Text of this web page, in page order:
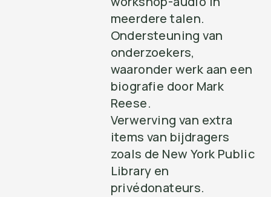
meerdere talen.
Ondersteuning van
onderzoekers,
waaronder werk aan een
biografie door Mark
Reese.
Verwerving van extra
items van bijdragers
zoals de New York Public
Library en
privédonateurs.